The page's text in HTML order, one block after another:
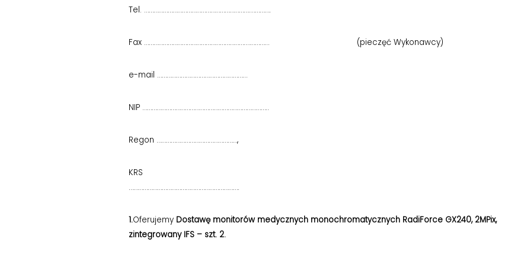
Tel. ………………………………………………………….………….
Fax ……………………………………………………….…………… (pieczęć Wykonawcy)
e-mail …………………………………………………
NIP ……………………………………………………………………..
Regon ……………………………………………,
KRS
…………………………………………………………….
1.Oferujemy Dostawę monitorów medycznych monochromatycznych RadiForce GX240, 2MPix,
zintegrowany IFS – szt. 2.